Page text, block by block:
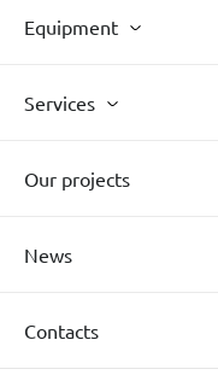
Equipment
Services
Our projects
News
Contacts